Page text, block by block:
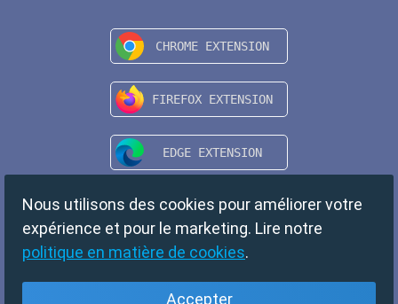
Nous utilisons des cookies pour améliorer votre
expérience et pour le marketing. Lire notre
politique en matière de cookies.
Accepter